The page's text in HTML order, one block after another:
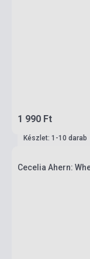
1 990 Ft
Készlet: 1-10 darab
Cecelia Ahern: